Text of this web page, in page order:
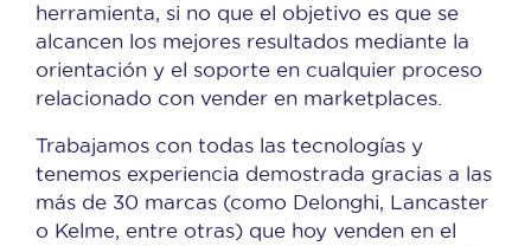
herramienta, si no que el objetivo es que se
alcancen los mejores resultados mediante la
orientación y el soporte en cualquier proceso
relacionado con vender en marketplaces.
Trabajamos con todas las tecnologías y
tenemos experiencia demostrada gracias a las
más de 30 marcas (como Delonghi, Lancaster
o Kelme, entre otras) que hoy venden en el